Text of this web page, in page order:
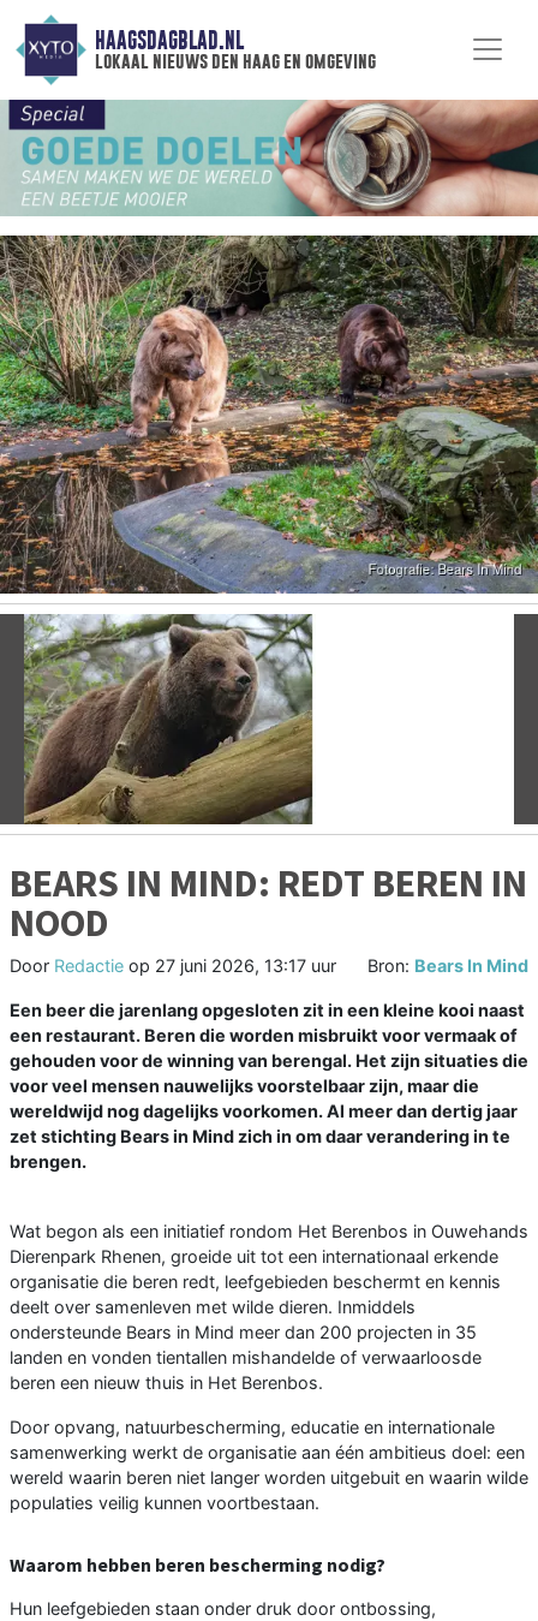
HAAGSDAGBLAD.NL
lokaal nieuws den haag en omgeving
Vorige
BEARS IN MIND: REDT BEREN IN
NOOD
Door Redactie op 27 juni 2026, 13:17 uur Bron: Bears In Mind
Een beer die jarenlang opgesloten zit in een kleine kooi naast
een restaurant. Beren die worden misbruikt voor vermaak of
gehouden voor de winning van berengal. Het zijn situaties die
voor veel mensen nauwelijks voorstelbaar zijn, maar die
wereldwijd nog dagelijks voorkomen. Al meer dan dertig jaar
zet stichting Bears in Mind zich in om daar verandering in te
brengen.
Wat begon als een initiatief rondom Het Berenbos in Ouwehands
Dierenpark Rhenen, groeide uit tot een internationaal erkende
organisatie die beren redt, leefgebieden beschermt en kennis
deelt over samenleven met wilde dieren. Inmiddels
ondersteunde Bears in Mind meer dan 200 projecten in 35
landen en vonden tientallen mishandelde of verwaarloosde
beren een nieuw thuis in Het Berenbos.
Door opvang, natuurbescherming, educatie en internationale
samenwerking werkt de organisatie aan één ambitieus doel: een
wereld waarin beren niet langer worden uitgebuit en waarin wilde
populaties veilig kunnen voortbestaan.
Waarom hebben beren bescherming nodig?
Hun leefgebieden staan onder druk door ontbossing,